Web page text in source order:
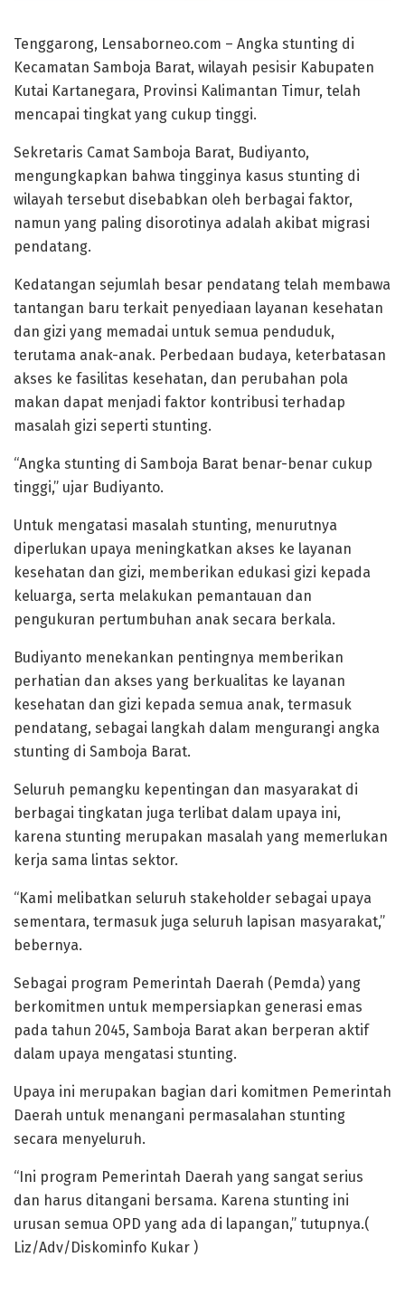
Tenggarong, Lensaborneo.com – Angka stunting di
Kecamatan Samboja Barat, wilayah pesisir Kabupaten
Kutai Kartanegara, Provinsi Kalimantan Timur, telah
mencapai tingkat yang cukup tinggi.
Sekretaris Camat Samboja Barat, Budiyanto,
mengungkapkan bahwa tingginya kasus stunting di
wilayah tersebut disebabkan oleh berbagai faktor,
namun yang paling disorotinya adalah akibat migrasi
pendatang.
Kedatangan sejumlah besar pendatang telah membawa
tantangan baru terkait penyediaan layanan kesehatan
dan gizi yang memadai untuk semua penduduk,
terutama anak-anak. Perbedaan budaya, keterbatasan
akses ke fasilitas kesehatan, dan perubahan pola
makan dapat menjadi faktor kontribusi terhadap
masalah gizi seperti stunting.
“Angka stunting di Samboja Barat benar-benar cukup
tinggi,” ujar Budiyanto.
Untuk mengatasi masalah stunting, menurutnya
diperlukan upaya meningkatkan akses ke layanan
kesehatan dan gizi, memberikan edukasi gizi kepada
keluarga, serta melakukan pemantauan dan
pengukuran pertumbuhan anak secara berkala.
Budiyanto menekankan pentingnya memberikan
perhatian dan akses yang berkualitas ke layanan
kesehatan dan gizi kepada semua anak, termasuk
pendatang, sebagai langkah dalam mengurangi angka
stunting di Samboja Barat.
Seluruh pemangku kepentingan dan masyarakat di
berbagai tingkatan juga terlibat dalam upaya ini,
karena stunting merupakan masalah yang memerlukan
kerja sama lintas sektor.
“Kami melibatkan seluruh stakeholder sebagai upaya
sementara, termasuk juga seluruh lapisan masyarakat,”
bebernya.
Sebagai program Pemerintah Daerah (Pemda) yang
berkomitmen untuk mempersiapkan generasi emas
pada tahun 2045, Samboja Barat akan berperan aktif
dalam upaya mengatasi stunting.
Upaya ini merupakan bagian dari komitmen Pemerintah
Daerah untuk menangani permasalahan stunting
secara menyeluruh.
“Ini program Pemerintah Daerah yang sangat serius
dan harus ditangani bersama. Karena stunting ini
urusan semua OPD yang ada di lapangan,” tutupnya.(
Liz/Adv/Diskominfo Kukar )